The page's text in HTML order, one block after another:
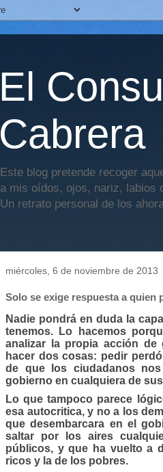
El
Cabrera
Este blog pretende recoger
a mis oídos, ojos, nariz, labios
Un retrato personal de los
miércoles, 6 de noviembre de 2013
Solo se exige respuesta a quien
Nadie pondrá en duda la
tenemos. Lo hacemos
analizar la propia acción
hacer dos cosas: pedir
de que los ciudadanos
gobierno en cualquiera de
Lo que tampoco parece
esa autocritica, y no a los
que desembarcara en el
saltar por los aires
públicos, y que ha vuelto a
ricos y la de los pobres.